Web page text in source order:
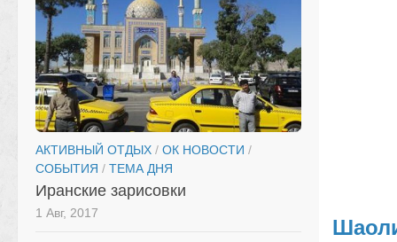
АКТИВНЫЙ ОТДЫХ / ОК НОВОСТИ /
СОБЫТИЯ / ТЕМА ДНЯ
Иранские зарисовки
1 Авг, 2017